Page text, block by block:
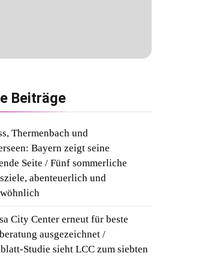
Beiträge
Thermenbach und
Bayern zeigt seine
Seite / Fünf sommerliche
abenteuerlich und
City Center erneut für beste
ausgezeichnet /
Studie sieht LCC zum siebten